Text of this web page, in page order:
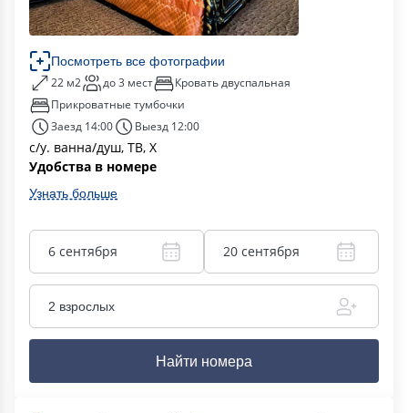
Посмотреть все фотографии
22 м2 до 3 мест
Кровать двуспальная
Прикроватные тумбочки
Заезд 14:00
Выезд 12:00
с/у. ванна/душ, ТВ, Х
Удобства в номере
Узнать больше
6 сентября 20 сентября
2 взрослых
Найти номера